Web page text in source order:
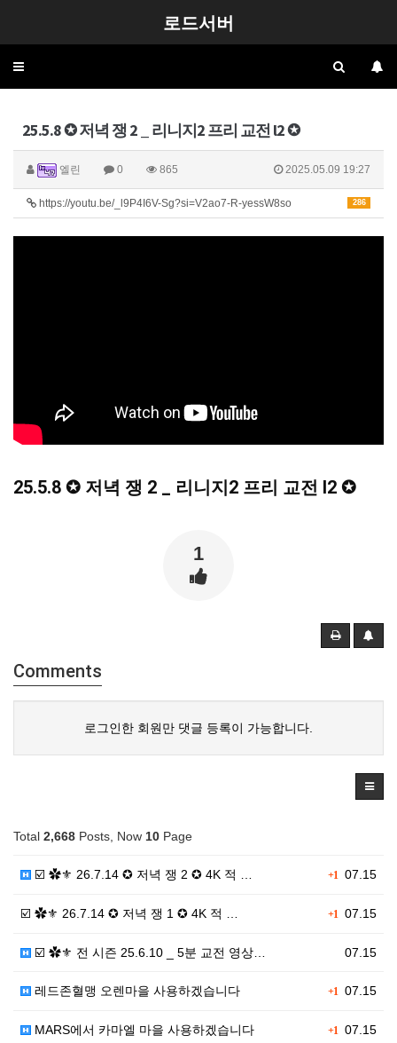
로드서버
Toggle
25.5.8 ✪ 저녁 쟁 2 _ 리니지2 프리 교전 l2 ✪
엘린 0 865 2025.05.09 19:27
286
https://youtu.be/_l9P4I6V-Sg?si=V2ao7-R-yessW8so
25.5.8 ✪ 저녁 쟁 2 _ 리니지2 프리 교전 l2 ✪
1
Comments
로그인한 회원만 댓글 등록이 가능합니다.
Total 2,668 Posts, Now 10 Page
+1 07.15
☑️ ✿⚜ 26.7.14 ✪ 저녁 쟁 2 ✪ 4K 적 …
+1 07.15
☑️ ✿⚜ 26.7.14 ✪ 저녁 쟁 1 ✪ 4K 적 …
07.15
☑️ ✿⚜ 전 시즌 25.6.10 _ 5분 교전 영상…
+1 07.15
레드존혈맹 오렌마을 사용하겠습니다
+1 07.15
MARS에서 카마엘 마을 사용하겠습니다